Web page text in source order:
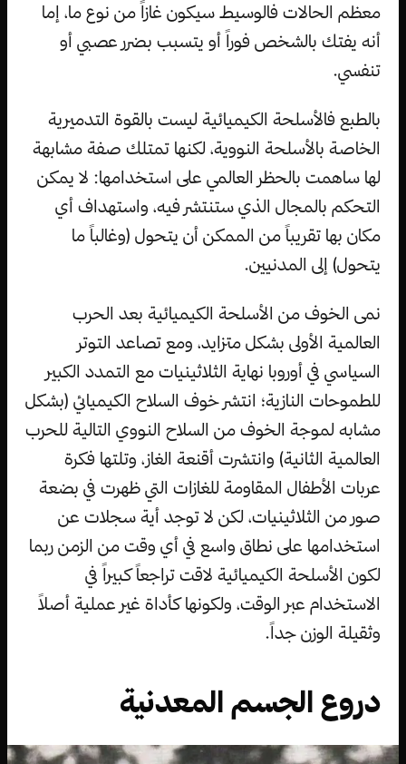
معظم الحالات فالوسيط سيكون غازاً من نوع ما، إما
أنه يفتك بالشخص فوراً أو يتسبب بضرر عصبي أو
تنفسي.
بالطبع فالأسلحة الكيميائية ليست بالقوة التدميرية
الخاصة بالأسلحة النووية، لكنها تمتلك صفة مشابهة
لها ساهمت بالحظر العالمي على استخدامها: لا يمكن
التحكم بالمجال الذي ستنتشر فيه، واستهداف أي
مكان بها تقريباً من الممكن أن يتحول (وغالباً ما
يتحول) إلى المدنيين.
نمى الخوف من الأسلحة الكيميائية بعد الحرب
العالمية الأولى بشكل متزايد، ومع تصاعد التوتر
السياسي في أوروبا نهاية الثلاثينيات مع التمدد الكبير
للطموحات النازية؛ انتشر خوف السلاح الكيميائي (بشكل
مشابه لموجة الخوف من السلاح النووي التالية للحرب
العالمية الثانية) وانتشرت أقنعة الغاز، وتلتها فكرة
عربات الأطفال المقاومة للغازات التي ظهرت في بضعة
صور من الثلاثينيات، لكن لا توجد أية سجلات عن
استخدامها على نطاق واسع في أي وقت من الزمن ربما
لكون الأسلحة الكيميائية لاقت تراجعاً كبيراً في
الاستخدام عبر الوقت، ولكونها كأداة غير عملية أصلاً
وثقيلة الوزن جداً.
دروع الجسم المعدنية